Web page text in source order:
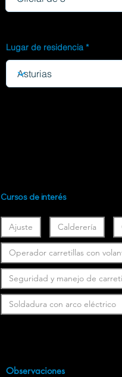
Lugar de residencia
Cursos de interés
Ajuste Calderería
Operador carretillas con
Seguridad y manejo de
Soldadura con arco eléctrico
Observaciones